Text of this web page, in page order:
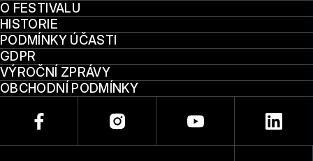
O FESTIVALU
HISTORIE
PODMÍNKY ÚČASTI
GDPR
VÝROČNÍ ZPRÁVY
OBCHODNÍ PODMÍNKY